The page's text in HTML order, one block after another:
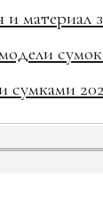
материал
сумками